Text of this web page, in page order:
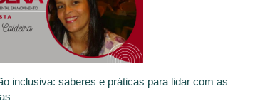
inclusiva: saberes e práticas para lidar com as